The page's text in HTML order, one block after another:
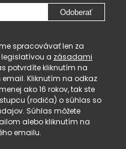
Odoberať
spracovávať len za
a zásadami
potvrdíte kliknutím na
Kliknutím na odkaz
ako 16 rokov, tak ste
(rodiča) o súhlas so
Súhlas môžete
alebo kliknutím na
emailu.